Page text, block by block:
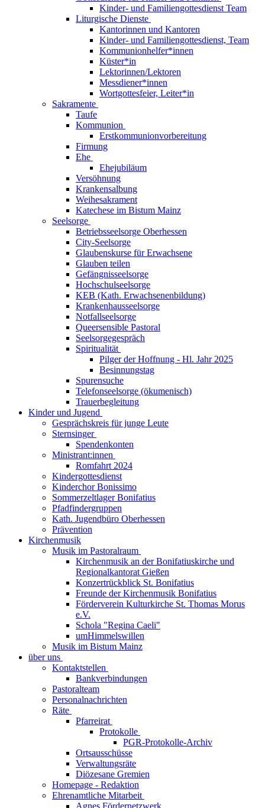
Kinder- und Familiengottesdienst Team
Liturgische Dienste
Kantorinnen und Kantoren
Kinder- und Familiengottesdienst, Team
Kommunionhelfer*innen
Küster*in
Lektorinnen/Lektoren
Messdiener*innen
Wortgottesfeier, Leiter*in
Sakramente
Taufe
Kommunion
Erstkommunionvorbereitung
Firmung
Ehe
Ehejubiläum
Versöhnung
Krankensalbung
Weihesakrament
Katechese im Bistum Mainz
Seelsorge
Betriebsseelsorge Oberhessen
City-Seelsorge
Glaubenskurse für Erwachsene
Glauben teilen
Gefängnisseelsorge
Hochschulseelsorge
KEB (Kath. Erwachsenenbildung)
Krankenhausseelsorge
Notfallseelsorge
Queersensible Pastoral
Seelsorgegespräch
Spiritualität
Pilger der Hoffnung - Hl. Jahr 2025
Besinnungstag
Spurensuche
Telefonseelsorge (ökumenisch)
Trauerbegleitung
Kinder und Jugend
Gesprächskreis für junge Leute
Sternsinger
Spendenkonten
Ministrant:innen
Romfahrt 2024
Kindergottesdienst
Kinderchor Bonissimo
Sommerzeltlager Bonifatius
Pfadfindergruppen
Kath. Jugendbüro Oberhessen
Prävention
Kirchenmusik
Musik im Pastoralraum
Kirchenmusik an der Bonifatiuskirche und
Regionalkantorat Gießen
Konzertrückblick St. Bonifatius
Freunde der Kirchenmusik Bonifatius
Förderverein Kulturkirche St. Thomas Morus
e.V.
Schola "Regina Caeli"
umHimmelswillen
Musik im Bistum Mainz
über uns
Kontaktstellen
Bankverbindungen
Pastoralteam
Personalnachrichten
Räte
Pfarreirat
Protokolle
PGR-Protokolle-Archiv
Ortsausschüsse
Verwaltungsräte
Diözesane Gremien
Homepage - Redaktion
Ehrenamtliche Mitarbeit
Agnes Fördernetzwerk